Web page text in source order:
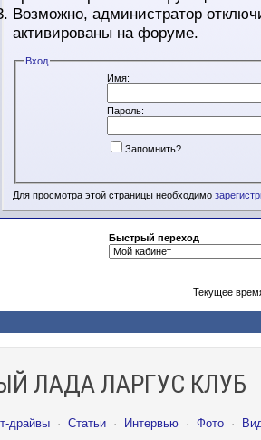
Возможно, администратор
активированы на форуме.
Вход
Имя:
Пароль:
Запомнить?
Для просмотра этой страницы необходимо
Быстрый переход
Текущее
ЛАДА ЛАРГУС КЛУБ
драйвы · Статьи · Интервью · Фото ·